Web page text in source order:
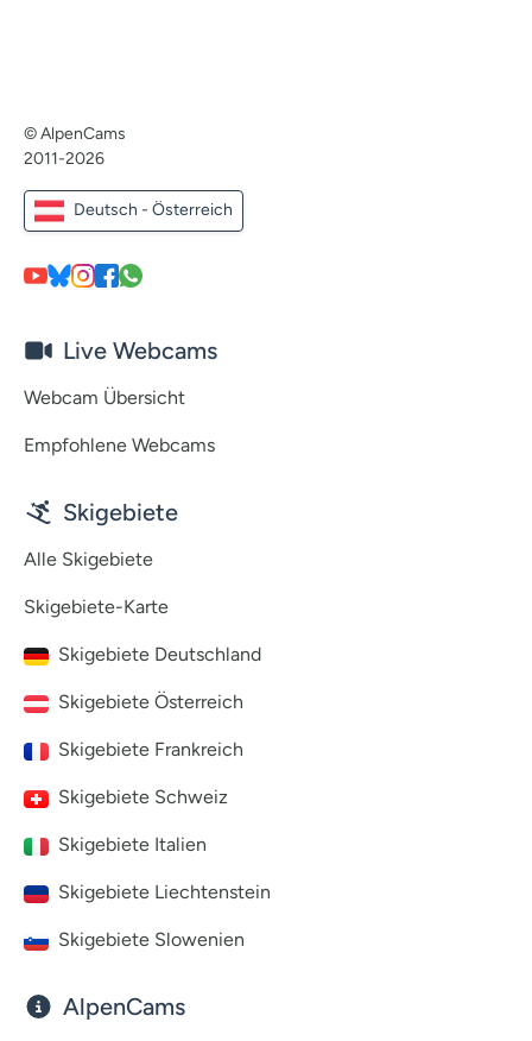
© AlpenCams
2011-2026
Deutsch - Österreich
Live Webcams
Webcam Übersicht
Empfohlene Webcams
Skigebiete
Alle Skigebiete
Skigebiete-Karte
Skigebiete Deutschland
Skigebiete Österreich
Skigebiete Frankreich
Skigebiete Schweiz
Skigebiete Italien
Skigebiete Liechtenstein
Skigebiete Slowenien
AlpenCams